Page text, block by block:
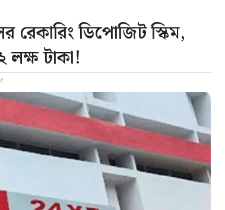
ডিপোজিট স্কিম,
টাকা!